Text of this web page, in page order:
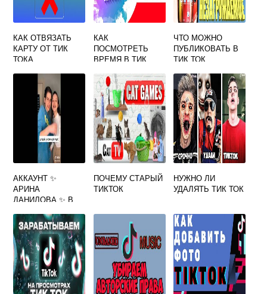
КАК ОТВЯЗАТЬ
КАРТУ ОТ ТИК
ТОКА
КАК
ПОСМОТРЕТЬ
ВРЕМЯ В ТИК
ЧТО МОЖНО
ПУБЛИКОВАТЬ В
ТИК ТОК
АККАУНТ ✨
АРИНА
ДАНИЛОВА ✨ В
ПОЧЕМУ СТАРЫЙ
ТИКТОК
НУЖНО ЛИ
УДАЛЯТЬ ТИК ТОК